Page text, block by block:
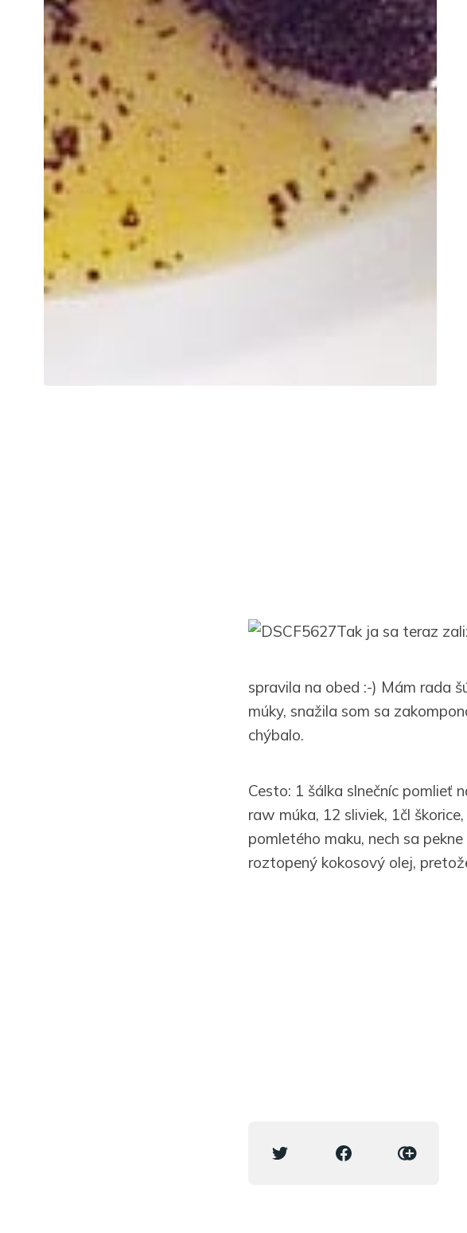
Tak ja sa teraz
spravila na obed :-) Mám rada
múky, snažila som sa
chýbalo.
Cesto: 1 šálka slnečníc pomlieť
raw múka, 12 sliviek, 1čl
pomletého maku, nech sa
roztopený kokosový olej,